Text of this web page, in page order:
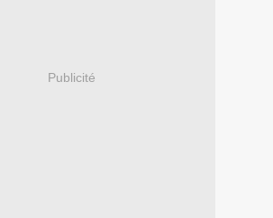
Publicité